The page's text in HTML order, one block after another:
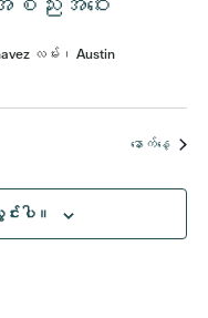
လမ်း၊ Austin
နောက်နေ့
းပါ။